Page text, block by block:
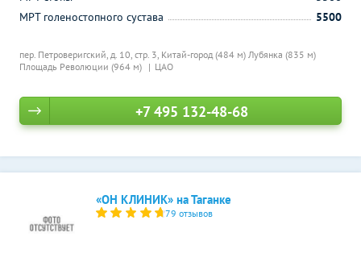
пер. Петроверигский, д. 10, стр. 3, Китай-город (484 м) Лубянка (835 м)
Площадь Революции (964 м)
ЦАО
МРТ голеностопного сустава
5500
+7 495 132-48-68
«ОН КЛИНИК» на Таганке
79 отзывов